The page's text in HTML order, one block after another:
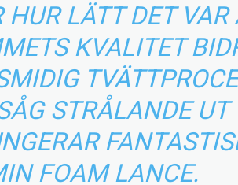
LÄTT DET VAR
KVALITET
STRÅLANDE UT
FOAM LANCE.